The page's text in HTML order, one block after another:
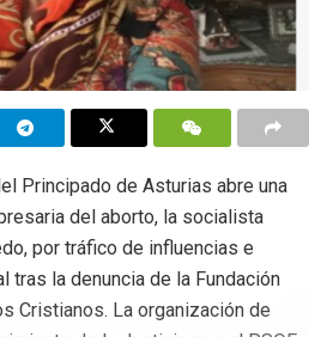
Principado de Asturias abre una
del aborto, la socialista
por tráfico de influencias e
tras la denuncia de la Fundación
Cristianos. La organización de